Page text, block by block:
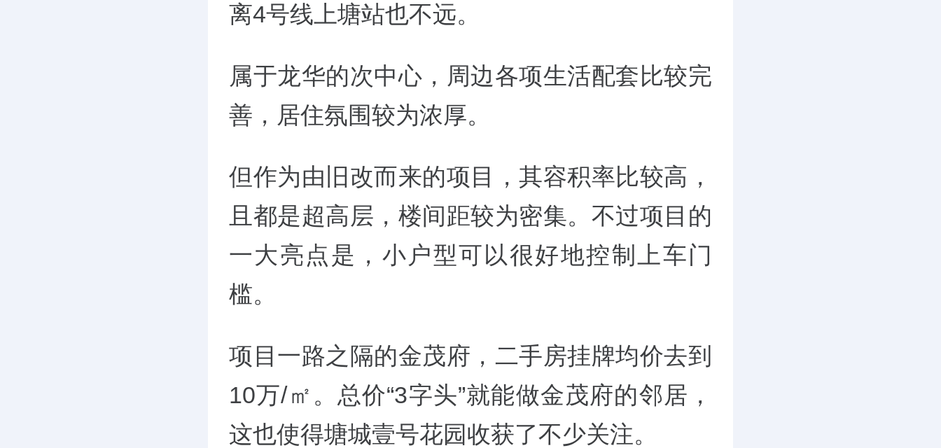
离4号线上塘站也不远。
属于龙华的次中心，周边各项生活配套比较完
善，居住氛围较为浓厚。
但作为由旧改而来的项目，其容积率比较高，
且都是超高层，楼间距较为密集。不过项目的
一大亮点是，小户型可以很好地控制上车门
槛。
项目一路之隔的金茂府，二手房挂牌均价去到
10万/㎡。总价“3字头”就能做金茂府的邻居，
这也使得塘城壹号花园收获了不少关注。